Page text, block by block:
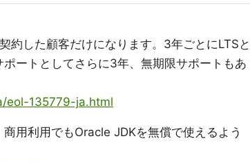
約した顧客だけになります。3年ごとにLTSと
ートとしてさらに3年、無期限サポートもあ
eol-135779-ja.html
用利用でもOracle JDKを無償で使えるよう